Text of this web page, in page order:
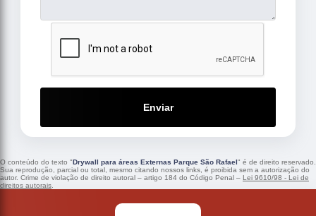
Enviar
O conteúdo do texto "Drywall para áreas Externas Parque São Rafael" é de direito reservado.
Sua reprodução, parcial ou total, mesmo citando nossos links, é proibida sem a autorização do
autor. Crime de violação de direito autoral – artigo 184 do Código Penal – Lei 9610/98 - Lei de
direitos autorais.